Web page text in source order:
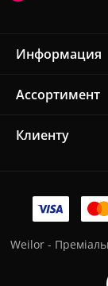
Информация
Ассортимент
Клиенту
Weilor -